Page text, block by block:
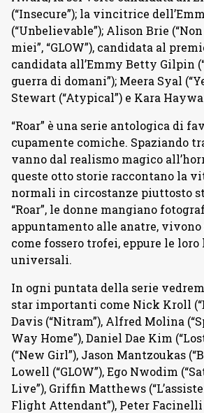
(“Insecure”); la vincitrice
(“Unbelievable”); Alison Brie
miei”, “GLOW”), candidata al
candidata all’Emmy Betty Gilpin
guerra di domani”); Meera Syal
Stewart (“Atypical”) e Kara
“Roar” è una serie antologica di
cupamente comiche. Spaziando
vanno dal realismo magico
queste otto storie raccontano la
normali in circostanze piuttosto
“Roar”, le donne mangiano
appuntamento alle anatre,
come fossero trofei, eppure le loro
universali.
In ogni puntata della serie
star importanti come Nick Kroll
Davis (“Nitram”), Alfred Molina
Way Home”), Daniel Dae Kim
(“New Girl”), Jason Mantzoukas
Lowell (“GLOW”), Ego Nwodim
Live”), Griffin Matthews
Flight Attendant”), Peter Facinelli